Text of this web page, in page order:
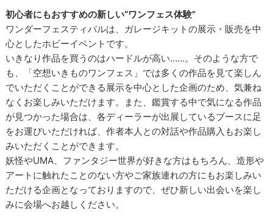
初心者にもおすすめの新しい“ワンフェス体験”
ワンダーフェスティバルは、ガレージキットの展示・販売を中
心としたホビーイベントです。
いきなり作品を買うのはハードルが高い……。そのような方で
も、「空想いきものワンフェス」では多くの作品を見て楽しん
でいただくことができる展示を中心とした企画のため、気兼ね
なくお楽しみいただけます。また、鑑賞する中で気になる作品
が見つかった場合は、各ディーラーが出展しているブースに足
をお運びいただければ、作者本人との対話や作品購入もお楽し
みいただくことができます。
妖怪やUMA、ファンタジー世界が好きな方はもちろん、造形や
アートに触れたことのない方やご家族連れの方にもお楽しみい
ただける企画となっておりますので、ぜひ新しい出会いを楽し
みに会場へお越しください。